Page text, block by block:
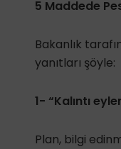
5 Maddede
Bakanlık
yanıtları şöyle:
1- “Kalıntı
Plan, bilgi